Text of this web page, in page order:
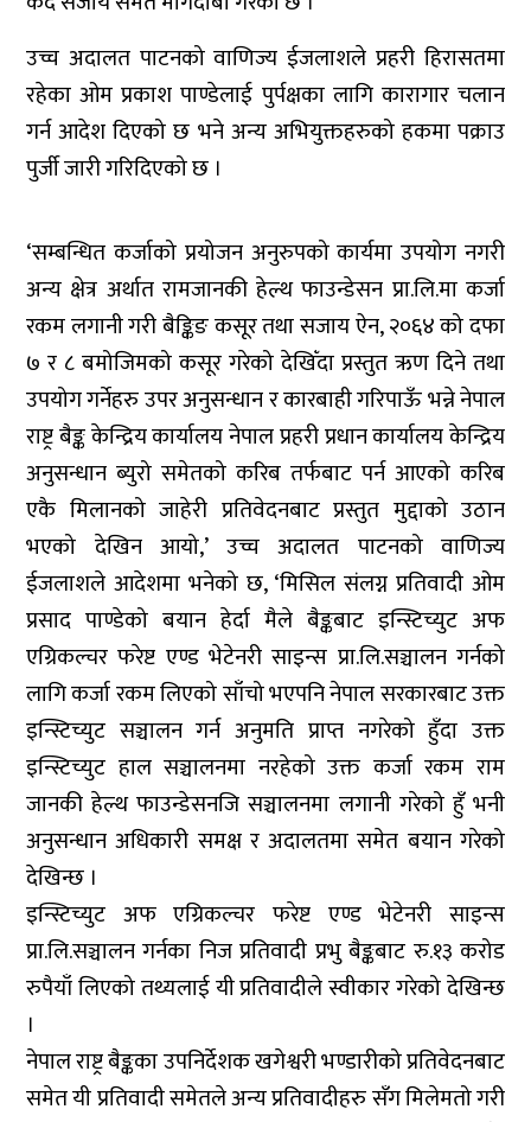
उच्च अदालत पाटनको वाणिज्य ईजलाशले प्रहरी हिरासतमा
रहेका ओम प्रकाश पाण्डेलाई पुर्पक्षका लागि कारागार चलान
गर्न आदेश दिएको छ भने अन्य अभियुक्तहरुको हकमा पक्राउ
पुर्जी जारी गरिदिएको छ ।
‘सम्बन्धित कर्जाको प्रयोजन अनुरुपको कार्यमा उपयोग नगरी
अन्य क्षेत्र अर्थात रामजानकी हेल्थ फाउन्डेसन प्रा.लि.मा कर्जा
रकम लगानी गरी बैङ्किङ कसूर तथा सजाय ऐन, २०६४ को दफा
७ र ८ बमोजिमको कसूर गरेको देखिँदा प्रस्तुत ऋण दिने तथा
उपयोग गर्नेहरु उपर अनुसन्धान र कारबाही गरिपाऊँ भन्ने नेपाल
राष्ट्र बैङ्क केन्द्रिय कार्यालय नेपाल प्रहरी प्रधान कार्यालय केन्द्रिय
अनुसन्धान ब्युरो समेतको करिब तर्फबाट पर्न आएको करिब
एकै मिलानको जाहेरी प्रतिवेदनबाट प्रस्तुत मुद्दाको उठान
भएको देखिन आयो,’ उच्च अदालत पाटनको वाणिज्य
ईजलाशले आदेशमा भनेको छ, ‘मिसिल संलग्न प्रतिवादी ओम
प्रसाद पाण्डेको बयान हेर्दा मैले बैङ्कबाट इन्स्टिच्युट अफ
एग्रिकल्चर फरेष्ट एण्ड भेटेनरी साइन्स प्रा.लि.सञ्चालन गर्नको
लागि कर्जा रकम लिएको साँचो भएपनि नेपाल सरकारबाट उक्त
इन्स्टिच्युट सञ्चालन गर्न अनुमति प्राप्त नगरेको हुँदा उक्त
इन्स्टिच्युट हाल सञ्चालनमा नरहेको उक्त कर्जा रकम राम
जानकी हेल्थ फाउन्डेसनजि सञ्चालनमा लगानी गरेको हुँ भनी
अनुसन्धान अधिकारी समक्ष र अदालतमा समेत बयान गरेको
देखिन्छ ।
इन्स्टिच्युट अफ एग्रिकल्चर फरेष्ट एण्ड भेटेनरी साइन्स
प्रा.लि.सञ्चालन गर्नका निज प्रतिवादी प्रभु बैङ्कबाट रु.१३ करोड
रुपैयाँ लिएको तथ्यलाई यी प्रतिवादीले स्वीकार गरेको देखिन्छ
।
नेपाल राष्ट्र बैङ्कका उपनिर्देशक खगेश्वरी भण्डारीको प्रतिवेदनबाट
समेत यी प्रतिवादी समेतले अन्य प्रतिवादीहरु सँग मिलेमतो गरी